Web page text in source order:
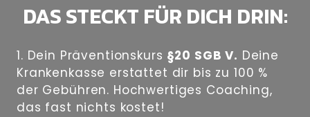
DAS STECKT FÜR DICH DRIN:
1. Dein Präventionskurs §20 SGB V. Deine
Krankenkasse erstattet dir bis zu 100 %
der Gebühren. Hochwertiges Coaching,
das fast nichts kostet!